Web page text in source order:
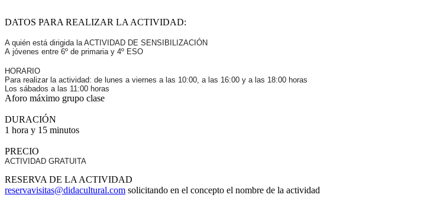
DATOS PARA REALIZAR LA ACTIVIDAD:
A quién está dirigida la ACTIVIDAD DE SENSIBILIZACIÓN
A jóvenes entre 6º de primaria y 4º ESO
HORARIO
Para realizar la actividad: de lunes a viernes a las 10:00, a las 16:00 y a las 18:00 horas
Los sábados a las 11:00 horas
Aforo máximo grupo clase
DURACIÓN
1 hora y 15 minutos
PRECIO
ACTIVIDAD GRATUITA
RESERVA DE LA ACTIVIDAD
reservavisitas@didacultural.com solicitando en el concepto el nombre de la actividad